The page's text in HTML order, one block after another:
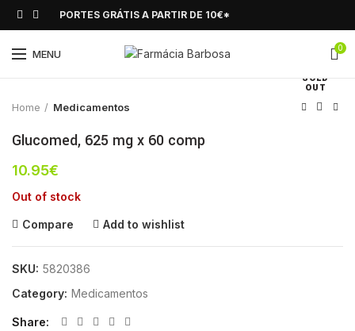
PORTES GRÁTIS A PARTIR DE 10€*
MENU 0
SOLD
OUT
Click to enlarge
Home Medicamentos
Glucomed, 625 mg x 60 comp
10.95€
Out of stock
Compare Add to wishlist
SKU: 5820386
Category: Medicamentos
Share